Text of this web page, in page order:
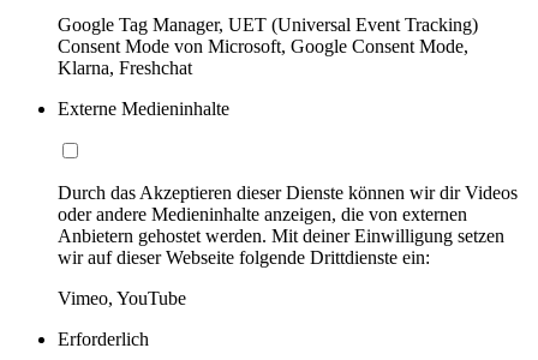
Google Tag Manager, UET (Universal Event Tracking)
Consent Mode von Microsoft, Google Consent Mode,
Klarna, Freshchat
Externe Medieninhalte
Durch das Akzeptieren dieser Dienste können wir dir Videos
oder andere Medieninhalte anzeigen, die von externen
Anbietern gehostet werden. Mit deiner Einwilligung setzen
wir auf dieser Webseite folgende Drittdienste ein:
Vimeo, YouTube
Erforderlich